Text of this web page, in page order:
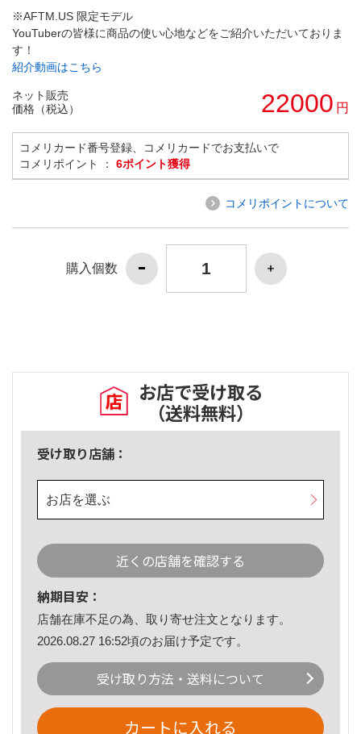
※AFTM.US 限定モデル
YouTuberの皆様に商品の使い心地などをご紹介いただいておりま
す！
紹介動画はこちら
ネット販売
価格（税込）
22000 円
コメリカード番号登録、コメリカードでお支払いで
コメリポイント ： 6ポイント獲得
コメリポイントについて
購入個数
お店で受け取る
（送料無料）
受け取り店舗：
お店を選ぶ
近くの店舗を確認する
納期目安：
店舗在庫不足の為、取り寄せ注文となります。
2026.08.27 16:52頃のお届け予定です。
受け取り方法・送料について
カートに入れる